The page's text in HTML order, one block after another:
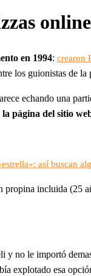
en 1994: crearon
los guionistas de la
echando una
página del sitio
así buscan
propina incluida (25
y no le importó
explotado esa